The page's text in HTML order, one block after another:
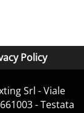
Policy
Srl - Viale
- Testata